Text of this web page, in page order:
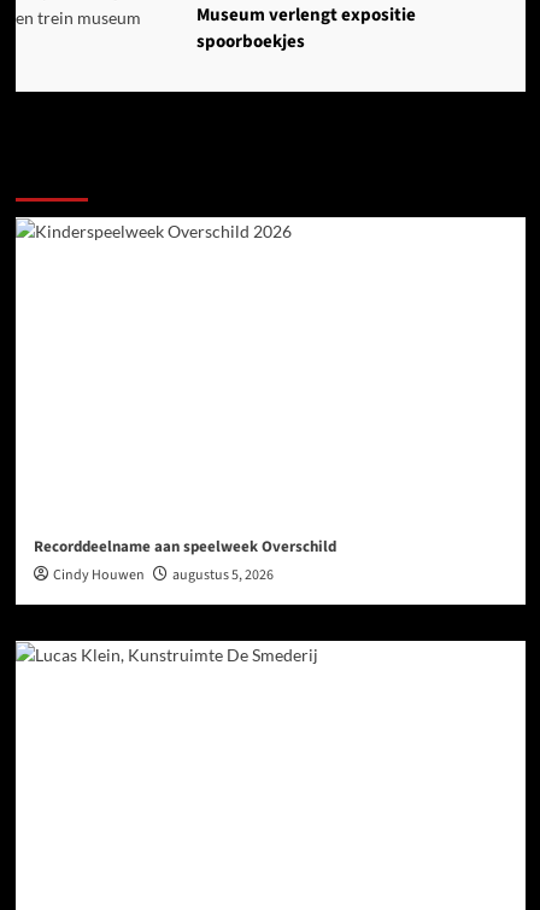
Museum verlengt expositie
spoorboekjes
Recorddeelname aan speelweek Overschild
Cindy Houwen augustus 5, 2026